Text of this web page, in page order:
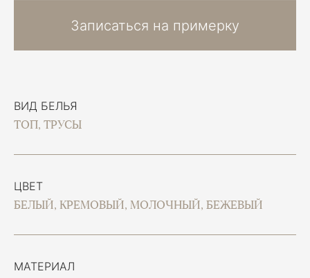
ВИД БЕЛЬЯ
ТОП, ТРУСЫ
ЦВЕТ
БЕЛЫЙ, КРЕМОВЫЙ, МОЛОЧНЫЙ, БЕЖЕВЫЙ
МАТЕРИАЛ
Записаться на примерку